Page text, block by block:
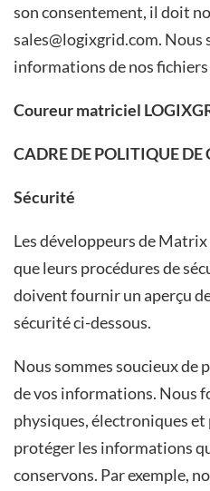
son consentement, il doit
sales@logixgrid.com. Nous
informations de nos
Coureur matriciel
CADRE DE POLITIQUE
Sécurité
Les développeurs de
que leurs procédures de
doivent fournir un aperçu
sécurité ci-dessous.
Nous sommes soucieux
de vos informations. Nous
physiques, électroniques
protéger les informations
conservons. Par exemple,